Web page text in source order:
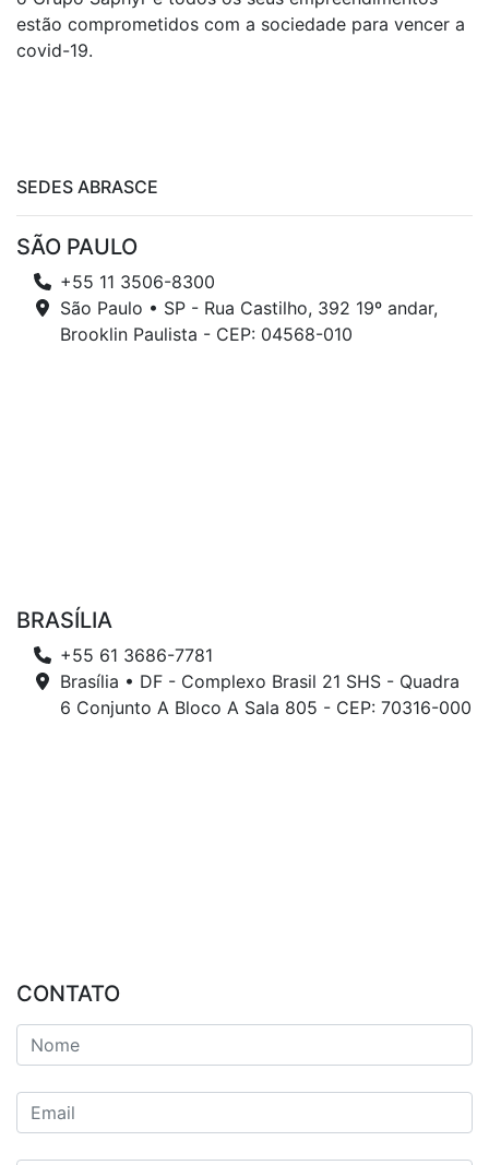
estão comprometidos com a sociedade para vencer a
covid-19.
SEDES ABRASCE
SÃO PAULO
+55 11 3506-8300
São Paulo • SP - Rua Castilho, 392 19º andar,
Brooklin Paulista - CEP: 04568-010
BRASÍLIA
+55 61 3686-7781
Brasília • DF - Complexo Brasil 21 SHS - Quadra
6 Conjunto A Bloco A Sala 805 - CEP: 70316-000
CONTATO